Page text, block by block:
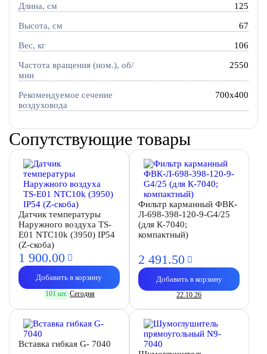
Длина, см 125
Высота, см 67
Вес, кг 106
Частота вращения (ном.), об/
мин
2550
Рекомендуемое сечение
воздуховода
700x400
Сопутствующие товары
Датчик температуры
Наружного воздуха TS-
E01 NTC10k (3950) IP54
(Z-скоба)
1 900.00
Добавить в корзину
101 шт. Сегодня
Фильтр карманный ФВК-
Л-698-398-120-9-G4/25
(для К-7040;
компактный)
2 491.50
Добавить в корзину
22.10.26
Вставка гибкая G- 7040